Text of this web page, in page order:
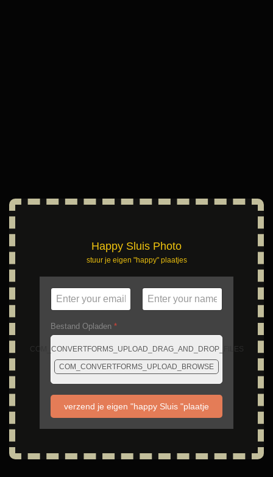
Happy Sluis Photo
stuur je eigen "happy" plaatjes
Bestand Opladen *
COM_CONVERTFORMS_UPLOAD_DRAG_AND_DROP_FILES
COM_CONVERTFORMS_UPLOAD_BROWSE
verzend je eigen "happy Sluis "plaatje